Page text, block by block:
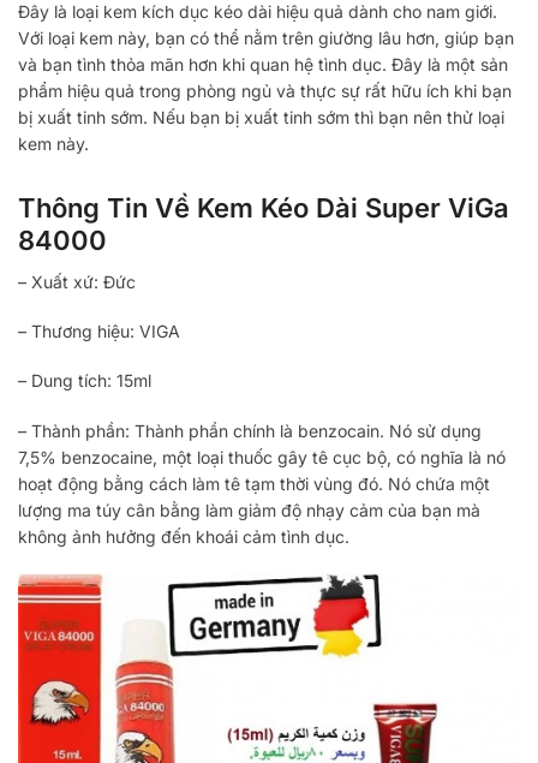
Đây là loại kem kích dục kéo dài hiệu quả dành cho nam giới.
Với loại kem này, bạn có thể nằm trên giường lâu hơn, giúp bạn
và bạn tình thỏa mãn hơn khi quan hệ tình dục. Đây là một sản
phẩm hiệu quả trong phòng ngủ và thực sự rất hữu ích khi bạn
bị xuất tinh sớm. Nếu bạn bị xuất tinh sớm thì bạn nên thử loại
kem này.
Thông Tin Về Kem Kéo Dài Super ViGa
84000
– Xuất xứ: Đức
– Thương hiệu: VIGA
– Dung tích: 15ml
– Thành phần: Thành phần chính là benzocain. Nó sử dụng
7,5% benzocaine, một loại thuốc gây tê cục bộ, có nghĩa là nó
hoạt động bằng cách làm tê tạm thời vùng đó. Nó chứa một
lượng ma túy cân bằng làm giảm độ nhạy cảm của bạn mà
không ảnh hưởng đến khoái cảm tình dục.